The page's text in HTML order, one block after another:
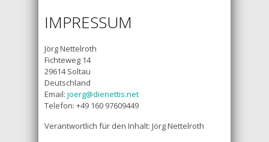
IMPRESSUM
Jörg Nettelroth
Fichteweg 14
29614 Soltau
Deutschland
Email: joerg@dienettis.net
Telefon: +49 160 97609449
Verantwortlich für den Inhalt: Jörg Nettelroth